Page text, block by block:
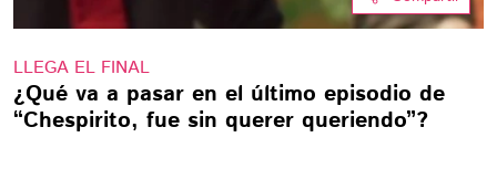
LLEGA EL FINAL
¿Qué va a pasar en el último episodio de
“Chespirito, fue sin querer queriendo”?